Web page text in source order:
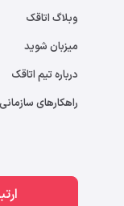
وبلاگ اتاقک
میزبان شوید
درباره تیم اتاقک
راهکارهای سازمانی